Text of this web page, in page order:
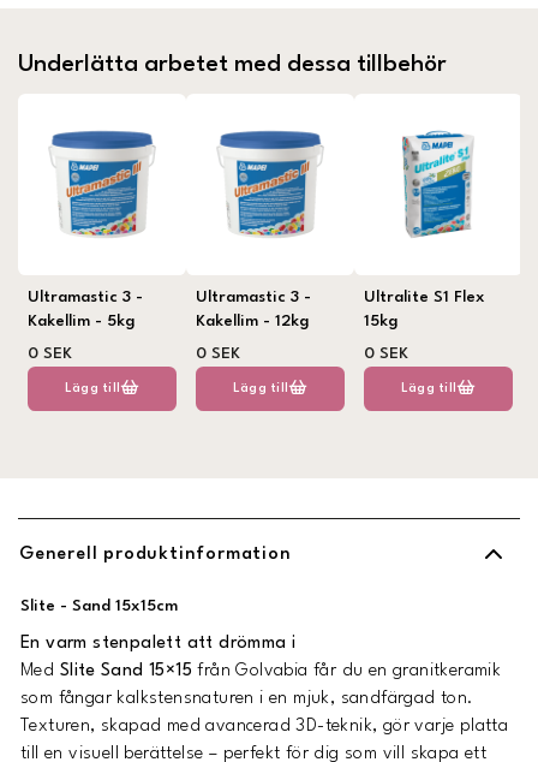
Underlätta arbetet med dessa tillbehör
Ultramastic 3 -
Kakellim - 5kg
0 SEK
Lägg till
Ultramastic 3 -
Kakellim - 12kg
0 SEK
Lägg till
Ultralite S1 Flex
15kg
0 SEK
Lägg till
Generell produktinformation
Slite - Sand 15x15cm
En varm stenpalett att drömma i
Med Slite Sand 15×15 från Golvabia får du en granitkeramik
som fångar kalkstensnaturen i en mjuk, sandfärgad ton.
Texturen, skapad med avancerad 3D-teknik, gör varje platta
till en visuell berättelse – perfekt för dig som vill skapa ett